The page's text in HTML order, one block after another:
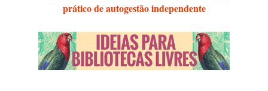
prático de autogestão independente